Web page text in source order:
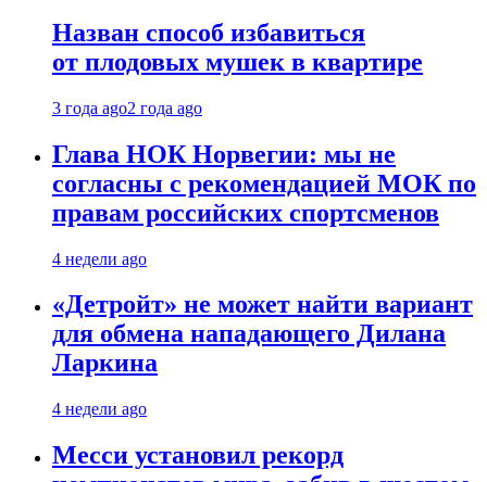
Назван способ избавиться
от плодовых мушек в квартире
3 года ago2 года ago
Глава НОК Норвегии: мы не
согласны с рекомендацией МОК по
правам российских спортсменов
4 недели ago
«Детройт» не может найти вариант
для обмена нападающего Дилана
Ларкина
4 недели ago
Месси установил рекорд